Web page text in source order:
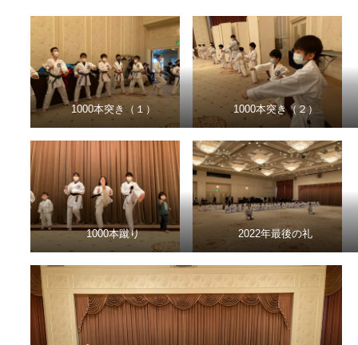
1000本突き（１） 1000本突き（２）
1000本蹴り 2022年最後の礼